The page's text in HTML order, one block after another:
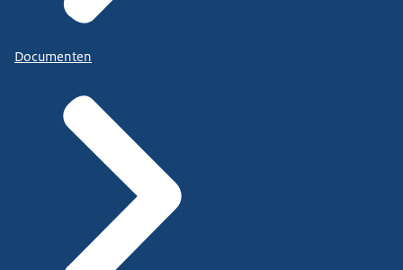
Documenten